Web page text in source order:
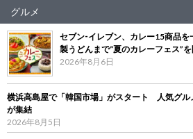
グルメ
セブン‐イレブン、カレー15商品
製うどんまで“夏のカレーフェス”
2026年8月6日
横浜高島屋で「韓国市場」がスタート 人気グル
が集結
2026年8月5日